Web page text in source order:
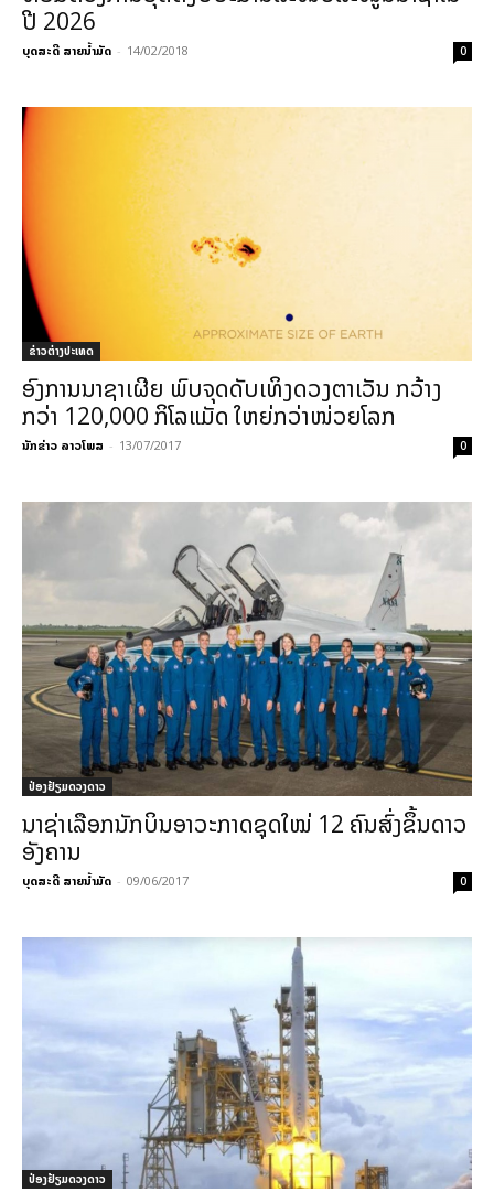
ປີ 2026
ບຸດສະດີ ສາຍນ້ຳມັດ - 14/02/2018 0
ຂ່າວຕ່າງປະເທດ
ອົງການນາຊາເຜີຍ ພົບຈຸດດັບເທິງດວງຕາເວັນ ກວ້າງ
ກວ່າ 120,000 ກິໂລແມັດ ໃຫຍ່ກວ່າໜ່ວຍໂລກ
ນັກຂ່າວ ລາວໂພສ - 13/07/2017 0
ປ່ອງຢ້ຽມດວງດາວ
ນາຊ່າເລືອກນັກບິນອາວະກາດຊຸດໃໝ່ 12 ຄົນສົ່ງຂຶ້ນດາວ
ອັງຄານ
ບຸດສະດີ ສາຍນ້ຳມັດ - 09/06/2017 0
ປ່ອງຢ້ຽມດວງດາວ